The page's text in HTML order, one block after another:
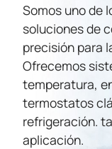
Somos uno de
soluciones de
precisión para
Ofrecemos
temperatura,
termostatos
refrigeración.
aplicación.